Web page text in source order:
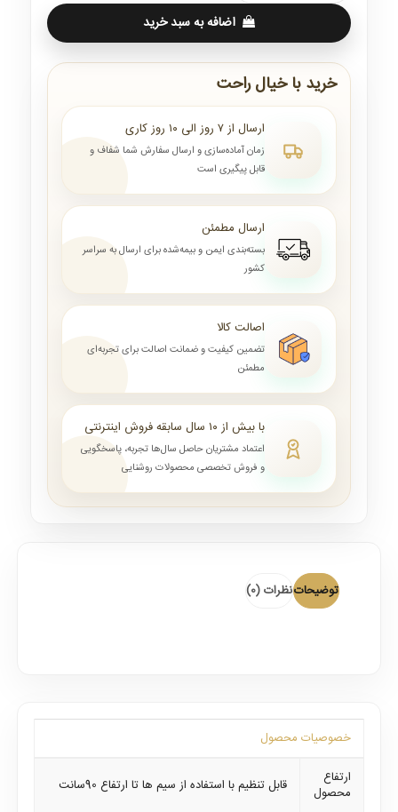
اضافه به سبد خرید
خرید با خیال راحت
ارسال از ۷ روز الی ۱۰ روز کاری
زمان آماده‌سازی و ارسال سفارش شما شفاف و
قابل پیگیری است
ارسال مطمئن
بسته‌بندی ایمن و بیمه‌شده برای ارسال به سراسر
کشور
اصالت کالا
تضمین کیفیت و ضمانت اصالت برای تجربه‌ای
مطمئن
با بیش از ۱۰ سال سابقه فروش اینترنتی
اعتماد مشتریان حاصل سال‌ها تجربه، پاسخگویی
و فروش تخصصی محصولات روشنایی
توضیحاتنظرات (0)
خصوصیات محصول
ارتفاع
محصول
قابل تنظیم با استفاده از سیم ها تا ارتفاع 90سانت